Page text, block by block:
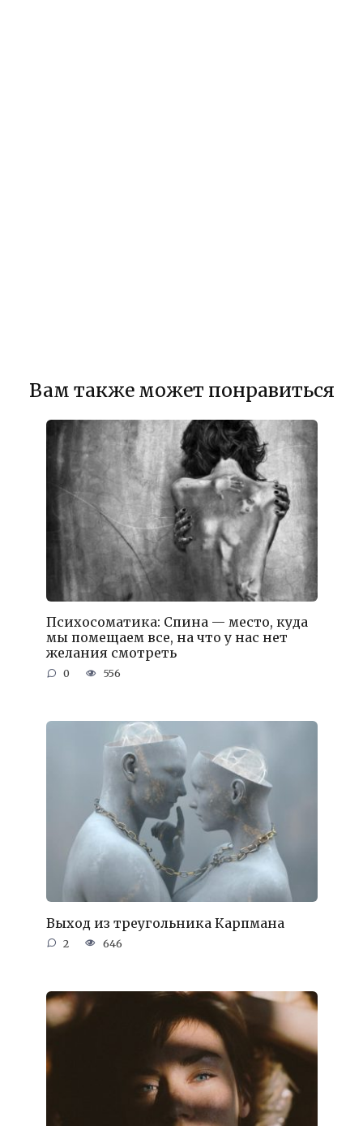
Вам также может понравиться
Психосоматика: Спина — место, куда
мы помещаем все, на что у нас нет
желания смотреть
0 556
Выход из треугольника Карпмана
2 646